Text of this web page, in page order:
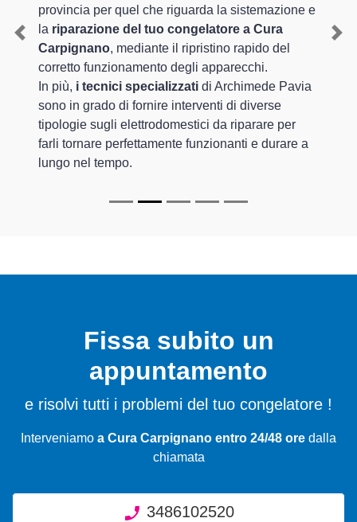
provincia per quel che riguarda la sistemazione e
la riparazione del tuo congelatore a Cura
Carpignano, mediante il ripristino rapido del
corretto funzionamento degli apparecchi.
In più, i tecnici specializzati di Archimede Pavia
sono in grado di fornire interventi di diverse
tipologie sugli elettrodomestici da riparare per
farli tornare perfettamente funzionanti e durare a
lungo nel tempo.
Previous
Fissa subito un
appuntamento
e risolvi tutti i problemi del tuo congelatore !
Interveniamo a Cura Carpignano entro 24/48 ore dalla
chiamata
3486102520